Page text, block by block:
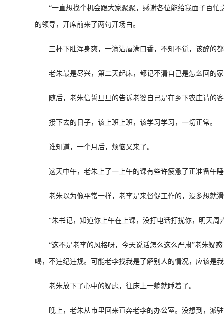
“一直想找个机会跟大家聚聚，感谢各位能给我面子百忙
的领导，开席前来了两句开场白。
三杯下肚浑身爽，一滴沾唇满口香，不知不觉，该醉的
老朱最是尽兴，第二天起床，都记不清自己是怎么回的
随后，老朱信誓旦旦的告诉老婆自己是在乡下农庄请的客
接下去的日子，该上班上班，该学习学习，一切正常。
谁知道，一个月后，烦恼又来了。
这天中午，老朱上了一上午的课有些许疲惫了正准备午睡
老朱以为像平常一样，老李是来督促工作的，没多想就
“朱书记，知道你上午在上课，没打电话打扰你，明天周
“这不是老李的风格呀，今天说话怎么这么严肃”老朱疑惑
喝，不违纪违规。可能老李找我是了解别人的情况，应该是
老朱放下了心中的疑虑，往床上一躺就睡着了。
晚上，老朱从市里回来直奔老李的办公室。没想到，派驻